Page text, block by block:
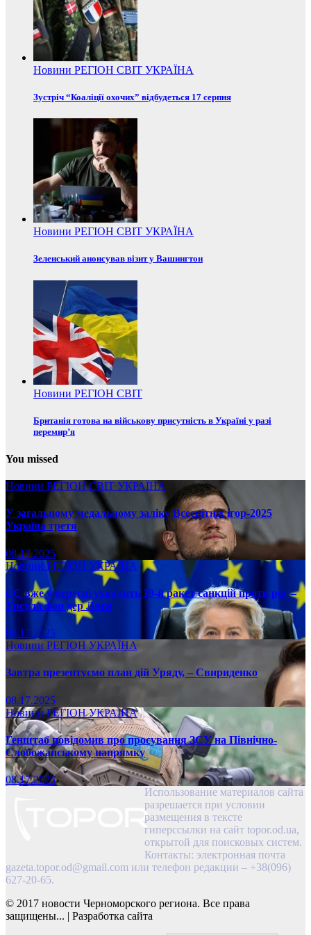
Новини РЕГІОН СВІТ УКРАЇНА
Зустріч “Коаліції охочих” відбудеться 17 серпня
Новини РЕГІОН СВІТ УКРАЇНА
Зеленський анонсував візит у Вашингтон
Новини РЕГІОН СВІТ
Британія готова на військову присутність в Україні у разі
перемир’я
You missed
Новини РЕГІОНСВІТ УКРАЇНА
У загальному медальному заліку Всесвітніх ігор-2025
Україна третя
08.17.2025
НовиниРЕГІОН УКРАЇНА
ЄС вже у вересні ухвалить 19-й ракет санкцій проти рф, –
Урсула фон дер Ляєн
08.17.2025
Новини РЕГІОН УКРАЇНА
Завтра презентуємо план дій Уряду, – Свириденко
08.17.2025
НовиниРЕГІОНУКРАЇНА
Генштаб повідомив про просування ЗСУ на Північно-
Слобожанському напрямку
08.17.2025
Использование материалов сайта
разрешается при условии
размещения в тексте
гиперссылки на сайт topor.od.ua,
открытой для поисковых систем.
Контакты: электронная почта
gazeta.topor.od@gmail.com или телефон редакции – +38(096)
627-20-65.
© 2017 новости Черноморского региона. Все права
защищены... | Разработка сайта